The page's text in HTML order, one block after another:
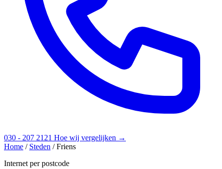
030 - 207 2121 Hoe wij vergelijken →
Home / Steden / Friens
Internet per postcode